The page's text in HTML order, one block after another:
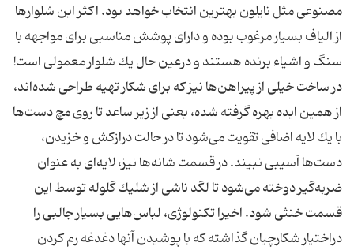
مصنوعی مثل نایلون بهترین انتخاب خواهد بود. اكثر این شلوارها
از الیاف بسیار مرغوب بوده و دارای پوشش مناسبی برای مواجهه با
سنگ و اشیاء برنده هستند و درعین حال یك شلوار معمولی است!
در ساخت خیلی از پیراهن‌ها نیز كه برای شكار تهیه طراحی شد‌ه‌اند،
از همین ایده بهره گرفته شده، یعنی از زیر ساعد تا روی مچ دست‌ها
با یك لایه اضافی تقویت می‌شود تا در حالت درازكش و خزیدن،
دست‌ها آسیبی نبیند. در قسمت شانه‌ها نیز، لایه‌ای به عنوان
ضربه‌گیر دوخته می‌شود تا لگد ناشی از شلیك گلوله توسط این
قسمت خنثی شود. اخیرا تكنولوژی، لباس‌هایی بسیار جالبی را
دراختیار شكارچیان گذاشته كه با پوشیدن آنها دغدغه رم كردن